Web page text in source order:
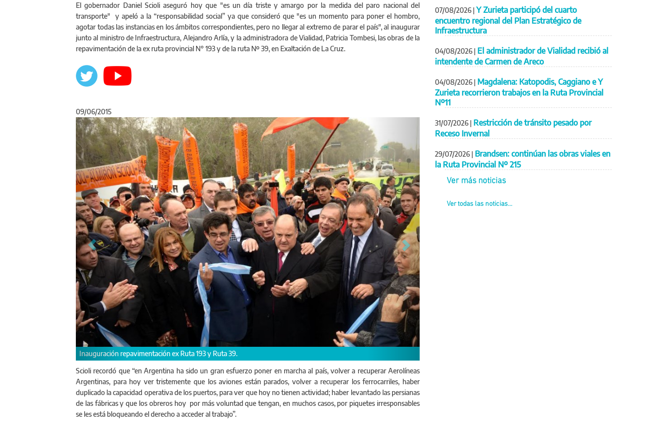
El gobernador Daniel Scioli aseguró hoy que "es un día triste y amargo por la medida del paro nacional del
transporte" y apeló a la “responsabilidad social” ya que consideró que "es un momento para poner el hombro,
agotar todas las instancias en los ámbitos correspondientes, pero no llegar al extremo de parar el país", al inaugurar
junto al ministro de Infraestructura, Alejandro Arlía, y la administradora de Vialidad, Patricia Tombesi, las obras de la
repavimentación de la ex ruta provincial N° 193 y de la ruta Nº 39, en Exaltación de La Cruz.
09/06/2015
Scioli, Arlía, Tombesi y el Intendente de Exaltación de la Cruz, Adrián Sanchez en la inauguración de las obras
viales.
Anterior Siguiente
Scioli recordó que “en Argentina ha sido un gran esfuerzo poner en marcha al país, volver a recuperar Aerolíneas
Argentinas, para hoy ver tristemente que los aviones están parados, volver a recuperar los ferrocarriles, haber
duplicado la capacidad operativa de los puertos, para ver que hoy no tienen actividad; haber levantado las persianas
de las fábricas y que los obreros hoy por más voluntad que tengan, en muchos casos, por piquetes irresponsables
se les está bloqueando el derecho a acceder al trabajo”.
07/08/2026 | Y Zurieta participó del cuarto
encuentro regional del Plan Estratégico de
Infraestructura
04/08/2026 | El administrador de Vialidad recibió al
intendente de Carmen de Areco
04/08/2026 | Magdalena: Katopodis, Caggiano e Y
Zurieta recorrieron trabajos en la Ruta Provincial
Nº11
31/07/2026 | Restricción de tránsito pesado por
Receso Invernal
29/07/2026 | Brandsen: continúan las obras viales en
la Ruta Provincial Nº 215
Ver más noticias
Ver todas las noticias...